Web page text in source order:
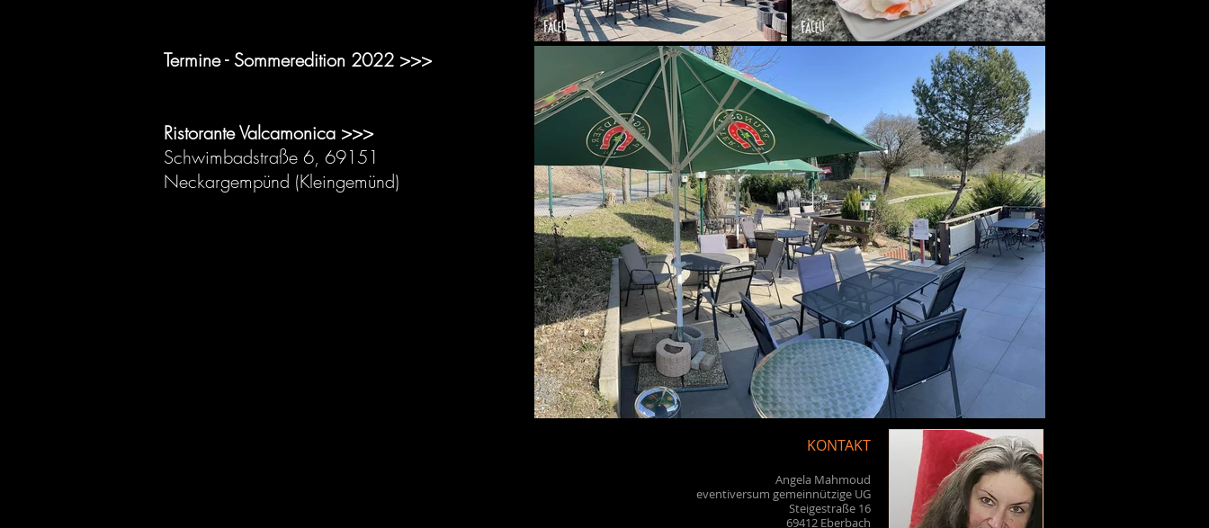
Termine - Sommeredition 2022 >>>
Ristorante Valcamonica >>>
Schwimbadstraße 6, 69151
Neckargempünd (Kleingemünd)
KONTAKT
Angela Mahmoud
eventiversum gemeinnützige UG
Steigestraße 16
69412 Eberbach